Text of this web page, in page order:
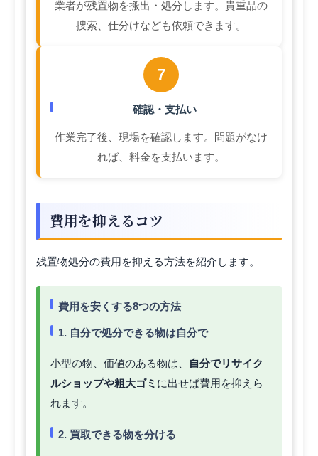
業者が残置物を搬出・処分します。貴重品の
捜索、仕分けなども依頼できます。
7
確認・支払い
作業完了後、現場を確認します。問題がなけ
れば、料金を支払います。
費用を抑えるコツ
残置物処分の費用を抑える方法を紹介します。
費用を安くする8つの方法
1. 自分で処分できる物は自分で
小型の物、価値のある物は、
自分でリサイク
ルショップや粗大ゴミ に出せば費用を抑えら
れます。
2. 買取できる物を分ける